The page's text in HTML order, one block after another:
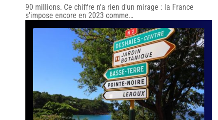
90 millions. Ce chiffre n'a rien d'un mirage : la France
s'impose encore en 2023 comme…